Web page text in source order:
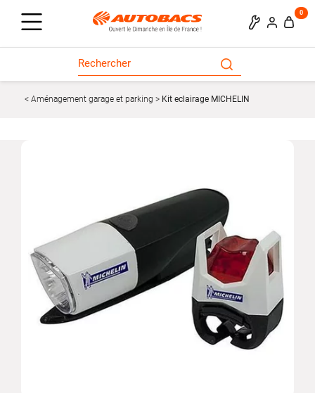
0
Aménagement garage et parking Kit eclairage MICHELIN